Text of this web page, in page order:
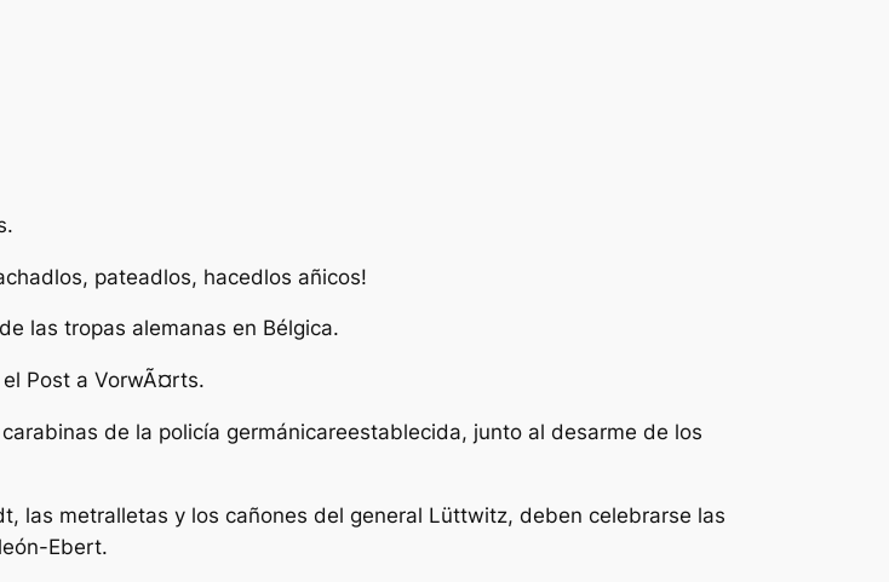
pateadlos, hacedlos añicos!
las tropas alemanas en Bélgica.
Post a VorwÃ¤rts.
de la policía germánicareestablecida, junto al desarme de los
las metralletas y los cañones del general Lüttwitz, deben celebrarse las
Ebert.